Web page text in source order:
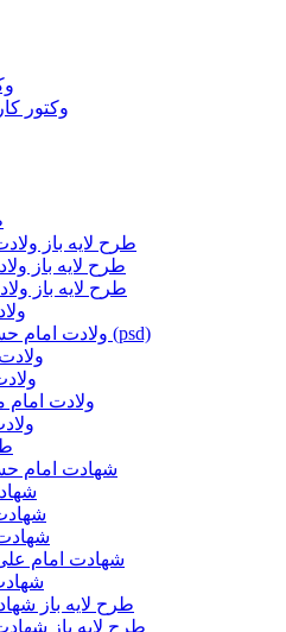
وکتور
طرح لایه باز
طرح لایه باز
طرح لایه باز
ولادت امام حسن عسکری (psd)
ولادت
شهادت امام
شهادت امام
طرح لایه باز
طرح لایه باز